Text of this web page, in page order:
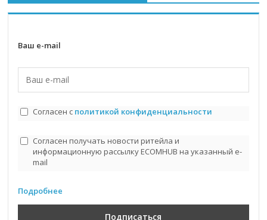
Ваш e-mail
Согласен с политикой конфиденциальности
Согласен получать новости ритейла и
информационную рассылку ECOMHUB на указанный e-
mail
Подробнее